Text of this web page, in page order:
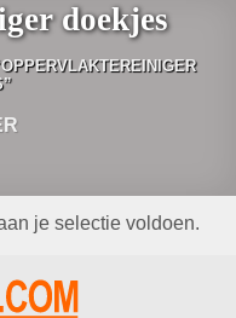
doekjes
je selectie voldoen.